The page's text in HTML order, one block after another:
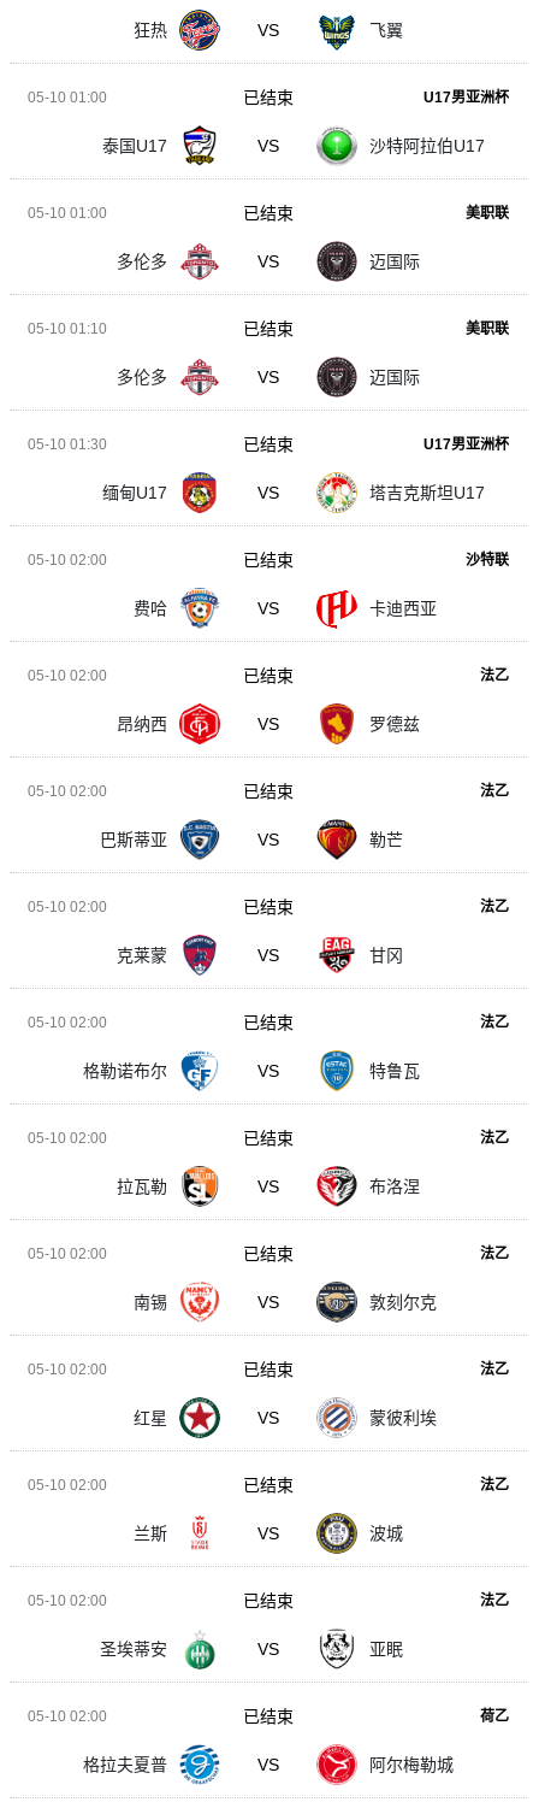
狂热 VS 飞翼
05-10 01:00 U17男亚洲杯
泰国U17 VS 沙特阿拉伯U17
已结束
05-10 01:00 美职联
多伦多 VS 迈国际
已结束
05-10 01:10 美职联
多伦多 VS 迈国际
已结束
05-10 01:30 U17男亚洲杯
缅甸U17 VS 塔吉克斯坦U17
已结束
05-10 02:00 沙特联
费哈 VS 卡迪西亚
已结束
05-10 02:00 法乙
昂纳西 VS 罗德兹
已结束
05-10 02:00 法乙
巴斯蒂亚 VS 勒芒
已结束
05-10 02:00 法乙
克莱蒙 VS 甘冈
已结束
05-10 02:00 法乙
格勒诺布尔 VS 特鲁瓦
已结束
05-10 02:00 法乙
拉瓦勒 VS 布洛涅
已结束
05-10 02:00 法乙
南锡 VS 敦刻尔克
已结束
05-10 02:00 法乙
红星 VS 蒙彼利埃
已结束
05-10 02:00 法乙
兰斯 VS 波城
已结束
05-10 02:00 法乙
圣埃蒂安 VS 亚眠
已结束
05-10 02:00 荷乙
格拉夫夏普 VS 阿尔梅勒城
已结束